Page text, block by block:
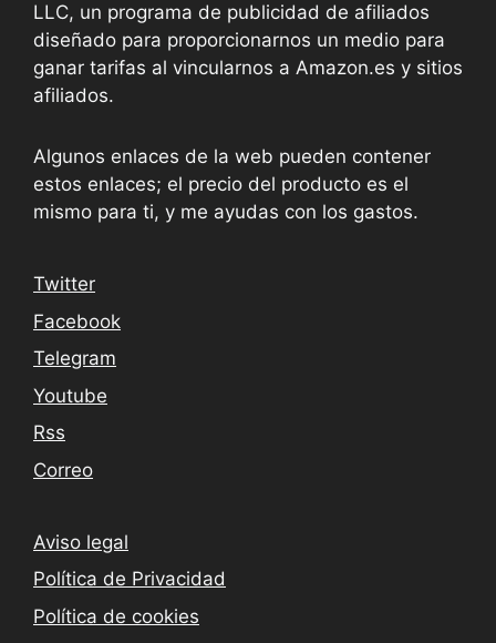
LLC, un programa de publicidad de afiliados
diseñado para proporcionarnos un medio para
ganar tarifas al vincularnos a Amazon.es y sitios
afiliados.
Algunos enlaces de la web pueden contener
estos enlaces; el precio del producto es el
mismo para ti, y me ayudas con los gastos.
Twitter
Facebook
Telegram
Youtube
Rss
Correo
Aviso legal
Política de Privacidad
Política de cookies